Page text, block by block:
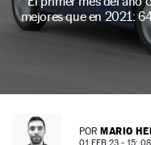
NEWSLETTER
mejores que en 2021:
POR MARIO
01 FEB 23 - 15: 08